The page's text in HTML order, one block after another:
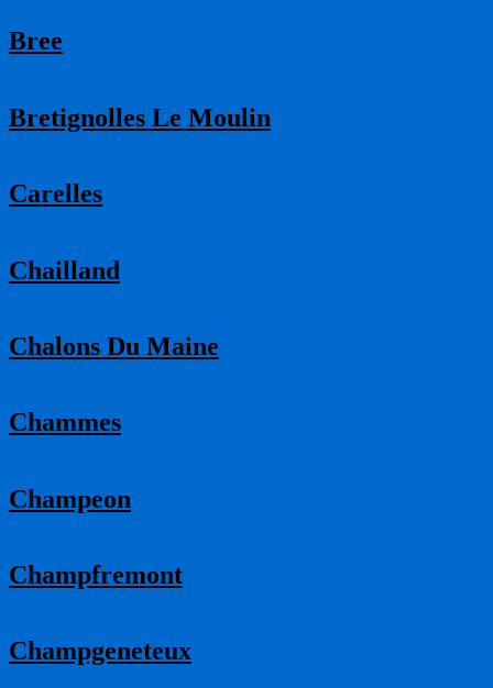
Bree
Bretignolles Le Moulin
Carelles
Chailland
Chalons Du Maine
Chammes
Champeon
Champfremont
Champgeneteux